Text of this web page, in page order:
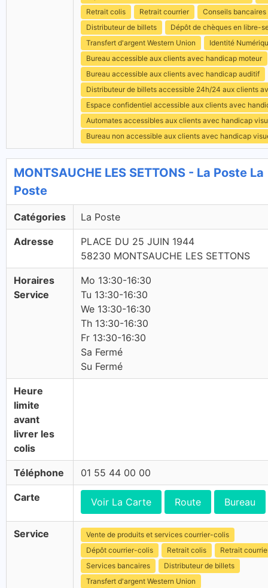
Retrait colis
Retrait courrier
Conseils bancaires
Distributeur de billets
Dépôt de chèques en libre-
Transfert d'argent Western Union
Identité
Bureau accessible aux clients avec handicap moteur
Bureau accessible aux clients avec handicap auditif
Distributeur de billets accessible 24h/24 aux clients
Espace confidentiel accessible aux clients avec
Automates accessibles aux clients avec handicap
Bureau non accessible aux clients avec handicap
MONTSAUCHE LES SETTONS - La Poste La
Poste
Catégories La Poste
Adresse
PLACE DU 25 JUIN 1944
58230 MONTSAUCHE LES SETTONS
Horaires
Service
Mo 13:30-16:30
Tu 13:30-16:30
We 13:30-16:30
Th 13:30-16:30
Fr 13:30-16:30
Sa Fermé
Su Fermé
Heure
limite
avant
livrer les
colis
Téléphone 01 55 44 00 00
Carte Voir La Carte Route Bureau
Service
Vente de produits et services courrier-colis
Dépôt courrier-colis
Retrait colis
Retrait
Services bancaires
Distributeur de billets
Transfert d'argent Western Union